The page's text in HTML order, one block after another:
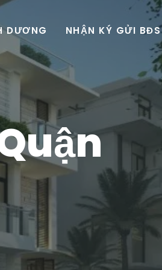
DƯƠNG NHẬN KÝ GỬI BĐS